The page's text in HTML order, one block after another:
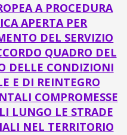
A PROCEDURA
APERTA PER
DEL SERVIZIO
QUADRO DEL
DELLE CONDIZIONI
E DI REINTEGRO
COMPROMESSE
LUNGO LE STRADE
NEL TERRITORIO